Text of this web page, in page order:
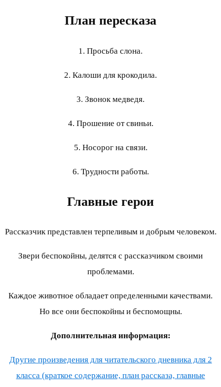
План пересказа
1. Просьба слона.
2. Калоши для крокодила.
3. Звонок медведя.
4. Прошение от свиньи.
5. Носорог на связи.
6. Трудности работы.
Главные герои
Рассказчик представлен терпеливым и добрым человеком.
Звери беспокойны, делятся с рассказчиком своими
проблемами.
Каждое животное обладает определенными качествами.
Но все они беспокойны и беспомощны.
Дополнительная информация:
Другие произведения для читательского дневника для 2
класса (краткое содержание, план рассказа, главные